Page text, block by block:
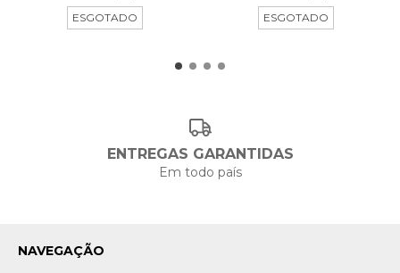
ESGOTADO
ESGOTADO
ENTREGAS GARANTIDAS
Em todo país
NAVEGAÇÃO